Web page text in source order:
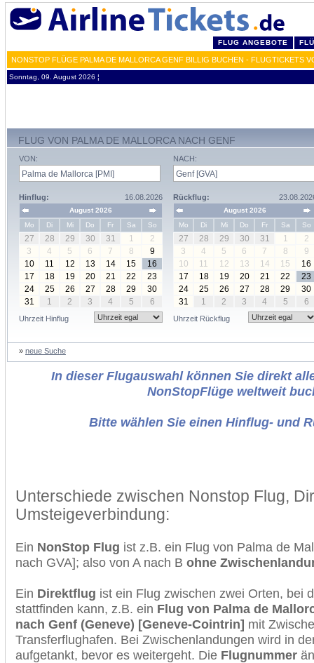
FLUG ANGEBOTE
NONSTOP FLÜGE PALMA DE MALLORCA GENF BILLIG BUCHEN - FLUGTICKETS
Sonntag, 09. August 2026 ¦
FLUG VON PALMA DE MALLORCA NACH GENF
VON:
Hinflug: 16.08.2026
August 2026
Mo
Di Mi Do Fr Sa So
27 28 29 30 31 1
2
3
4 5 6 7 8
9
10
11 12 13 14 15
16
17
18 19 20 21 22
23
24
25 26 27 28 29
30
31
1 2 3 4 5 6
Uhrzeit Hinflug
NACH:
Rückflug:
August 2026
Mo
Di Mi Do Fr Sa So
27 28 29 30 31 1
2
3
4 5 6 7 8
9
10
11 12 13 14 15
16
17
18 19 20 21 22
23
24
25 26 27 28 29
30
31
1 2 3 4 5 6
Uhrzeit Rückflug
» neue Suche
In dieser Flugauswahl können Sie direkt
NonStopFlüge weltweit
Bitte wählen Sie einen Hinflug- und
Unterschiede zwischen Nonstop Flug,
Umsteigeverbindung:
Ein NonStop Flug ist z.B. ein Flug von Palma de
nach GVA]; also von A nach B ohne
Ein Direktflug ist ein Flug zwischen zwei Orten, bei
stattfinden kann, z.B. ein Flug von Palma de
nach Genf (Geneve) [Geneve-Cointrin] mit
Transferflughafen. Bei Zwischenlandungen wird in
aufgetankt, bevor es weitergeht. Die Flugnummer